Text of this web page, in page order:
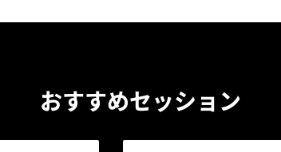
おすすめセッション